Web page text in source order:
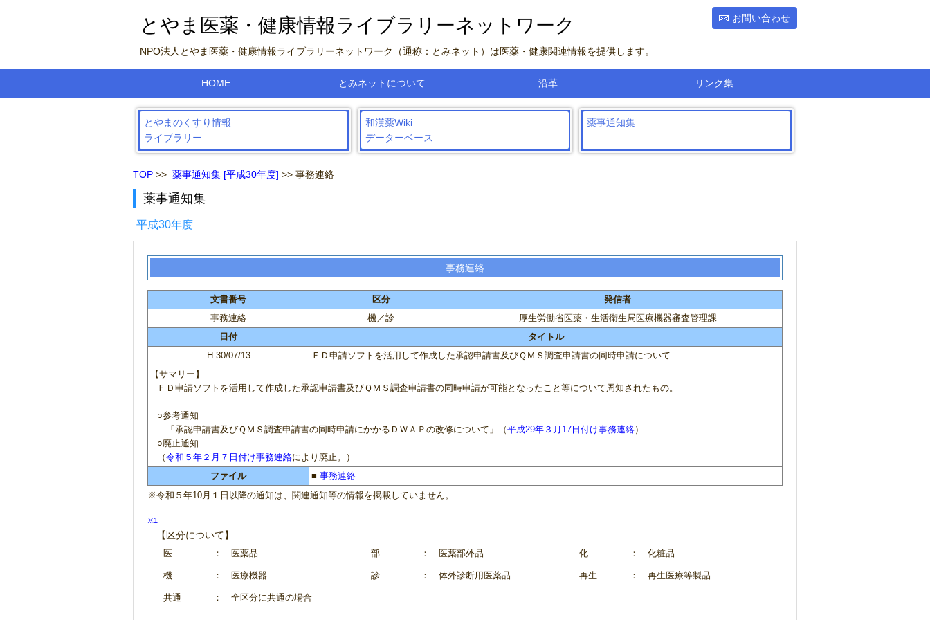
とやま医薬・健康情報ライブラリーネットワーク お問い合わせ
NPO法人とやま医薬・健康情報ライブラリーネットワーク（通称：とみネット）は医薬・健康関連情報を提供します。
HOME とみネットについて 沿革 リンク集
とやまのくすり情報
ライブラリー
和漢薬Wiki
データーベース
薬事通知集
TOP >> 薬事通知集 [平成30年度] >> 事務連絡
薬事通知集
平成30年度
事務連絡
文書番号 区分
発信者
事務連絡
機／診
厚生労働省医薬・生活衛生局医療機器審査管理課
日付
タイトル
H 30/07/13
ＦＤ申請ソフトを活用して作成した承認申請書及びＱＭＳ調査申請書の同時申請について
【サマリー】
ＦＤ申請ソフトを活用して作成した承認申請書及びＱＭＳ調査申請書の同時申請が可能となったこと等について周知されたもの。
○参考通知
「承認申請書及びＱＭＳ調査申請書の同時申請にかかるＤＷＡＰの改修について」（平成29年３月17日付け事務連絡）
○廃止通知
（令和５年２月７日付け事務連絡により廃止。）
ファイル
■ 事務連絡
※令和５年10月１日以降の通知は、関連通知等の情報を掲載していません。
※1
【区分について】
医 ： 医薬品 部 ： 医薬部外品 化 ： 化粧品
機 ： 医療機器 診 ： 体外診断用医薬品 再生 ： 再生医療等製品
共通 ： 全区分に共通の場合